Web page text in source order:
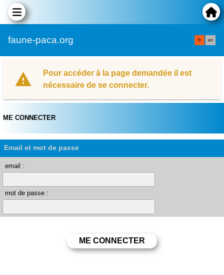
faune-paca.org fr en
Pour accéder à la page demandée il est
nécessaire de se connecter.
ME CONNECTER
Email et mot de passe
email :
mot de passe :